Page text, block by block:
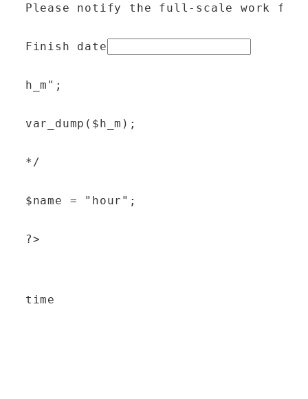
Please notify the full-scale work
Finish date
h_m";
var_dump($h_m);
*/
$name = "hour";
?>
time